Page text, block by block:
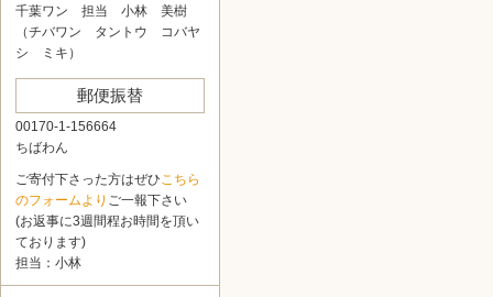
千葉ワン 担当 小林 美樹
（チバワン タントウ コバヤ
シ ミキ）
郵便振替
00170-1-156664
ちばわん
ご寄付下さった方はぜひこちら
のフォームより ご一報下さい
(お返事に3週間程お時間を頂い
ております)
担当：小林